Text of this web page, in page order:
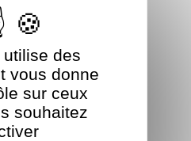
utilise des
vous donne
sur ceux
souhaitez